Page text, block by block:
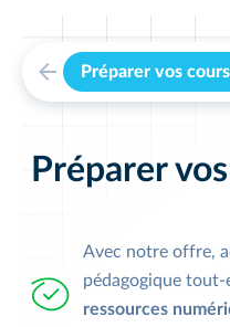
Préparer vos cours
Préparer
Avec notre offre,
pédagogique
ressources